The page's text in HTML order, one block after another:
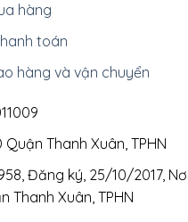
hàng
toán
hàng và vận chuyển
Quận Thanh Xuân, TPHN
Đăng ký, 25/10/2017,
Thanh Xuân, TPHN